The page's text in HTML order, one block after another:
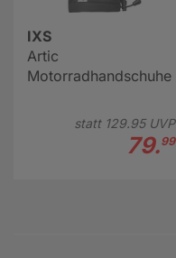
IXS
Artic
Motorradhandschuhe
statt 129.95UVP
79.99